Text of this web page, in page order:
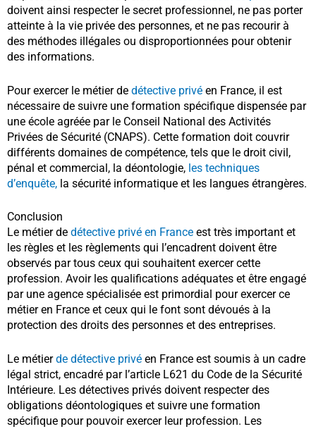
doivent ainsi respecter le secret professionnel, ne pas porter
atteinte à la vie privée des personnes, et ne pas recourir à
des méthodes illégales ou disproportionnées pour obtenir
des informations.
Pour exercer le métier de détective privé en France, il est
nécessaire de suivre une formation spécifique dispensée par
une école agréée par le Conseil National des Activités
Privées de Sécurité (CNAPS). Cette formation doit couvrir
différents domaines de compétence, tels que le droit civil,
pénal et commercial, la déontologie, les techniques
d’enquête, la sécurité informatique et les langues étrangères.
Conclusion
Le métier de détective privé en France est très important et
les règles et les règlements qui l’encadrent doivent être
observés par tous ceux qui souhaitent exercer cette
profession. Avoir les qualifications adéquates et être engagé
par une agence spécialisée est primordial pour exercer ce
métier en France et ceux qui le font sont dévoués à la
protection des droits des personnes et des entreprises.
Le métierde détective privé en France est soumis à un cadre
légal strict, encadré par l’article L621 du Code de la Sécurité
Intérieure. Les détectives privés doivent respecter des
obligations déontologiques et suivre une formation
spécifique pour pouvoir exercer leur profession. Les